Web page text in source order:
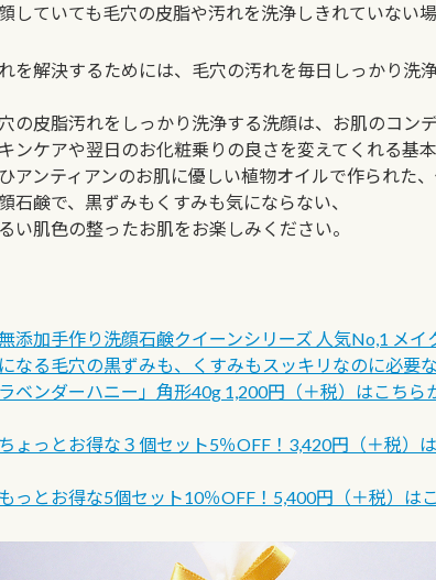
していても毛穴の皮脂や汚れを洗浄しきれていない
を解決するためには、毛穴の汚れを毎日しっかり洗
の皮脂汚れをしっかり洗浄する洗顔は、お肌のコン
ンケアや翌日のお化粧乗りの良さを変えてくれる基本
アンティアンのお肌に優しい植物オイルで作られた
石鹸で、黒ずみもくすみも気にならない、
い肌色の整ったお肌をお楽しみください。
添加手作り洗顔石鹸クイーンシリーズ 人気No,1 メイ
なる毛穴の黒ずみも、くすみもスッキリなのに必要
ベンダーハニー」角形40g 1,200円（＋税）はこちら
ょっとお得な３個セット5％OFF！3,420円（＋税）
っとお得な5個セット10％OFF！5,400円（＋税）は